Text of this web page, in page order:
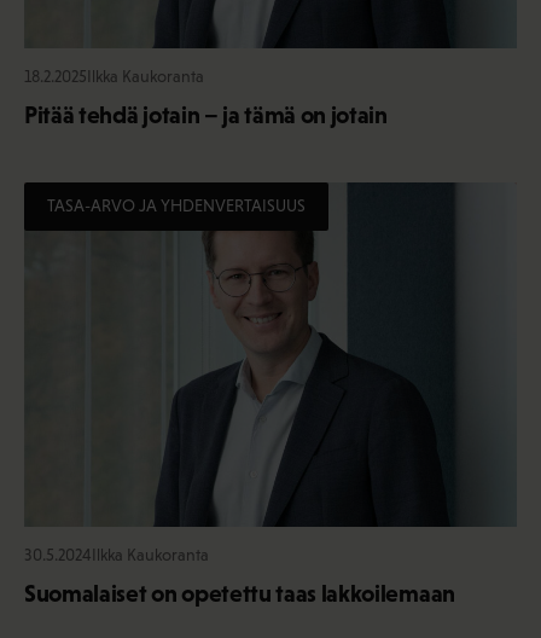
18.2.2025Ilkka Kaukoranta
Pitää tehdä jotain – ja tämä on jotain
TASA-ARVO JA YHDENVERTAISUUS
30.5.2024Ilkka Kaukoranta
Suomalaiset on opetettu taas lakkoilemaan